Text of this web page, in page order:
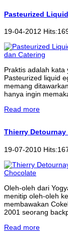
Pasteurized
19-04-2012
Praktis adalah
Pasteurized liquid
memang
hanya ingin
Read more
Thierry
19-07-2010
Oleh-oleh dari
menitip oleh-oleh
membawakan
2001 seorang
Read more